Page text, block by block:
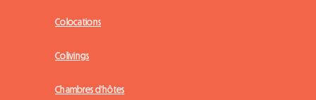
Colocations
Colivings
Chambres d'hôtes